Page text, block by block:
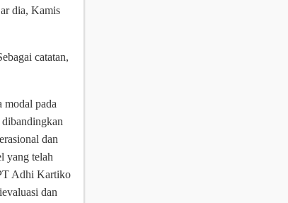
dia, Kamis
catatan,
modal pada
dan
yang telah
Adhi Kartiko
dan